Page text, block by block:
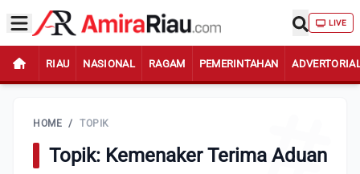
LIVE
RIAU NASIONAL RAGAM PEMERINTAHAN
HOME / TOPIK
Topik: Kemenaker Terima Aduan